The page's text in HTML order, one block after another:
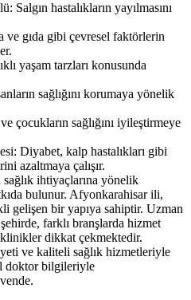
Salgın hastalıkların yayılmasını
ve gıda gibi çevresel faktörlerin
yaşam tarzları konusunda
sağlığını korumaya yönelik
çocukların sağlığını iyileştirmeye
Diyabet, kalp hastalıkları gibi
azaltmaya çalışır.
ihtiyaçlarına yönelik
bulunur. Afyonkarahisar ili,
gelişen bir yapıya sahiptir. Uzman
farklı branşlarda hizmet
dikkat çekmektedir.
ve kaliteli sağlık hizmetleriyle
doktor bilgileriyle